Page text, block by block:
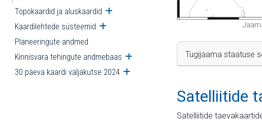
Topokaardid ja aluskaardid Ava alammenüü
Kaardilehtede süsteemid Ava alammenüü
Planeeringute andmed
Kinnisvara tehingute andmebaas Ava alammenüü
30 päeva kaardi väljakutse 2024 Ava alammenüü
Tugijaama staatuse
Satelliitide
Satelliitide